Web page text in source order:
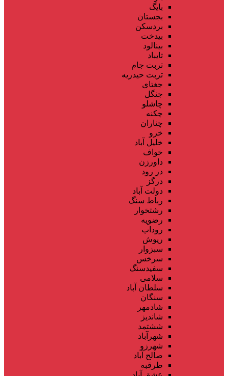
بایگ
بجستان
بردسکن
بیدخت
بینالود
تایباد
تربت جام
تربت حیدریه
جغتای
جنگل
چاشلو
چکنه
چناران
خرو
خلیل آباد
خواف
داورزن
در رود
درگز
دولت آباد
رباط سنگ
رشتخوار
رضویه
روداب
ریوش
سبزوار
سرخس
سفیدسنگ
سلامی
سلطان آباد
سنگان
شادمهر
شاندیز
ششتمد
شهرآباد
شهرزو
صالح آباد
طرقبه